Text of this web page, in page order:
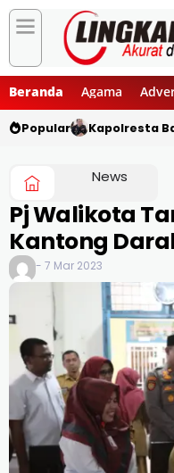
Beranda Agama
Popular Kapolresta
News
Pj Walikota
Kantong
- 7 Mar 2023